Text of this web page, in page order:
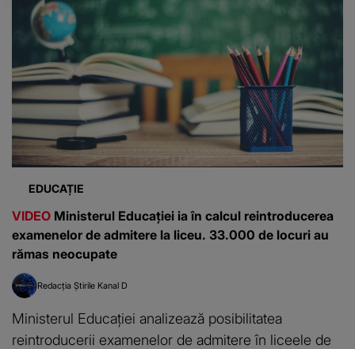
EDUCAȚIE
VIDEO Ministerul Educației ia în calcul reintroducerea
examenelor de admitere la liceu. 33.000 de locuri au
rămas neocupate
Redacția Știrile Kanal D
Ministerul Educației analizează posibilitatea
reintroducerii examenelor de admitere în liceele de